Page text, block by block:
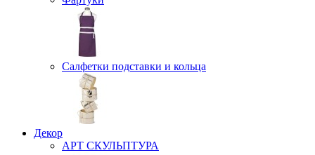
Салфетки подставки и кольца
Декор
АРТ СКУЛЬПТУРА